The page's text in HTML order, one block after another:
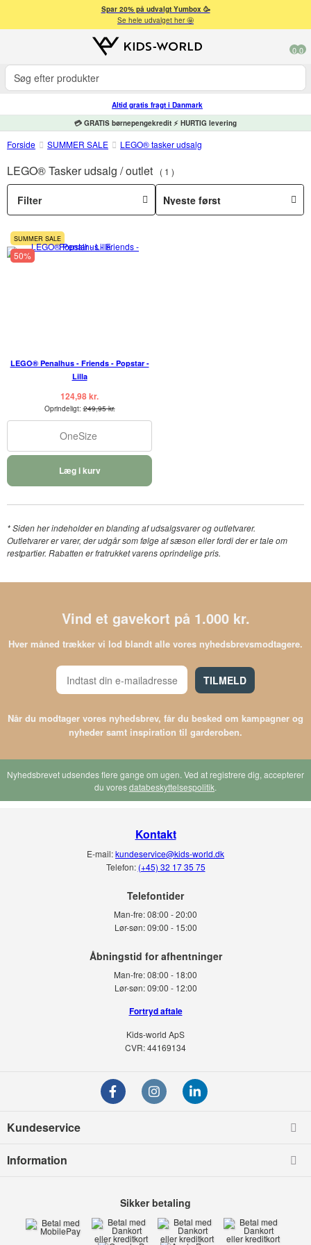
Spar 20% på udvalgt Yumbox 🥳
Se hele udvalget her 🤩
0 0
Altid gratis fragt i Danmark
💳 GRATIS børnepengekredit ⚡ HURTIG levering
Forside SUMMER SALE LEGO® tasker udsalg
LEGO® Tasker udsalg / outlet 1
Filter
SUMMER SALE
50%
LEGO® Penalhus - Friends - Popstar -
Lilla
124,98 kr.
Oprindeligt:249,95 kr.
OneSize
Læg i kurv
* Siden her indeholder en blanding af udsalgsvarer og outletvarer.
Outletvarer er varer, der udgår som følge af sæson eller fordi der er tale om
restpartier. Rabatten er fratrukket varens oprindelige pris.
Vind et gavekort på 1.000 kr.
Hver måned trækker vi lod blandt alle vores nyhedsbrevsmodtagere.
TILMELD
Når du modtager vores nyhedsbrev, får du besked om kampagner og
nyheder samt inspiration til garderoben.
Nyhedsbrevet udsendes flere gange om ugen. Ved at registrere dig, accepterer
du voresdatabeskyttelsespolitik.
Kontakt
E-mail:kundeservice@kids-world.dk
Telefon: (+45) 32 17 35 75
Telefontider
Man-fre:08:00 - 20:00
Lør-søn: 09:00 - 15:00
Man-fre:08:00 - 18:00
Lør-søn:09:00 - 12:00
Fortryd aftale
Kids-world ApS
CVR: 44169134
Kundeservice
Information
Sikker betaling